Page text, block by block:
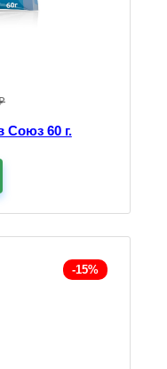
Союз 60 г.
-15%